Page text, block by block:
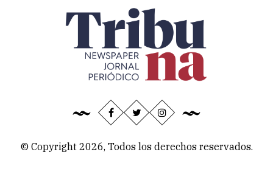
© Copyright 2026, Todos los derechos reservados.